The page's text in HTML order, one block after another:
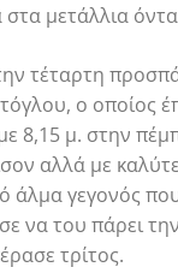
μετάλλια
τέταρτη
ο οποίος
8,15 μ. στην
αλλά με
άλμα γεγονός
να του πάρει
τρίτος.